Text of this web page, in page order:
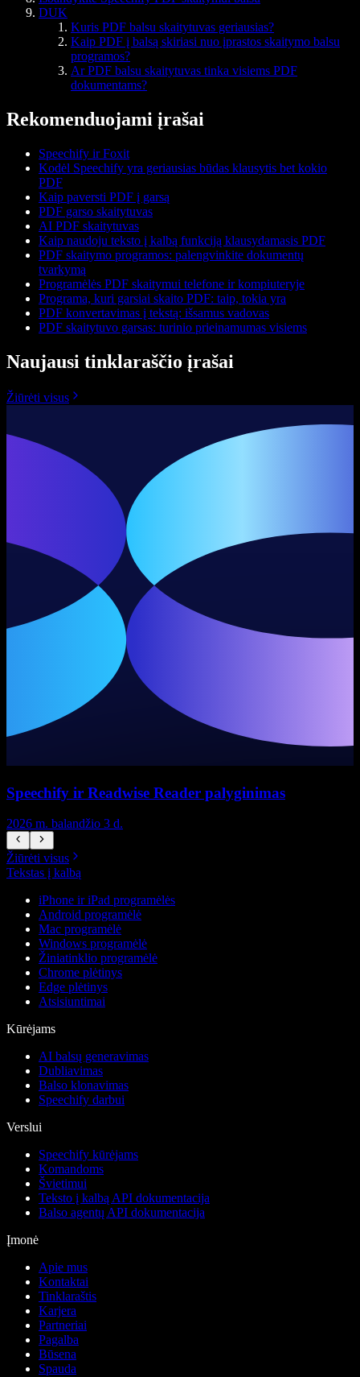
DUK
Kuris PDF balsu skaitytuvas geriausias?
Kaip PDF į balsą skiriasi nuo įprastos skaitymo balsu
programos?
Ar PDF balsu skaitytuvas tinka visiems PDF
dokumentams?
Rekomenduojami įrašai
Speechify ir Foxit
Kodėl Speechify yra geriausias būdas klausytis bet kokio
PDF
Kaip paversti PDF į garsą
PDF garso skaitytuvas
AI PDF skaitytuvas
Kaip naudoju teksto į kalbą funkciją klausydamasis PDF
PDF skaitymo programos: palengvinkite dokumentų
tvarkymą
Programėlės PDF skaitymui telefone ir kompiuteryje
Programa, kuri garsiai skaito PDF: taip, tokia yra
PDF konvertavimas į tekstą: išsamus vadovas
PDF skaitytuvo garsas: turinio prieinamumas visiems
Naujausi tinklaraščio įrašai
Žiūrėti visus
Speechify ir Readwise Reader palyginimas
2026 m. balandžio 3 d.
Žiūrėti visus
Tekstas į kalbą
iPhone ir iPad programėlės
Android programėlė
Mac programėlė
Windows programėlė
Žiniatinklio programėlė
Chrome plėtinys
Edge plėtinys
Atsisiuntimai
Kūrėjams
AI balsų generavimas
Dubliavimas
Balso klonavimas
Speechify darbui
Verslui
Speechify kūrėjams
Komandoms
Švietimui
Teksto į kalbą API dokumentacija
Balso agentų API dokumentacija
Įmonė
Apie mus
Kontaktai
Tinklaraštis
Karjera
Partneriai
Pagalba
Būsena
Spauda